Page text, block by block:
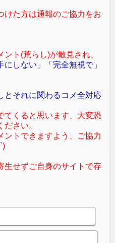
けた方は通報のご協力をお
ト(荒らし)が散見され、
にしない」「完全無視で」
とそれに関わるコメ全対応
てくると思います、大変恐
さい。
ントできますよう、ご協力
生せずご自身のサイトで存